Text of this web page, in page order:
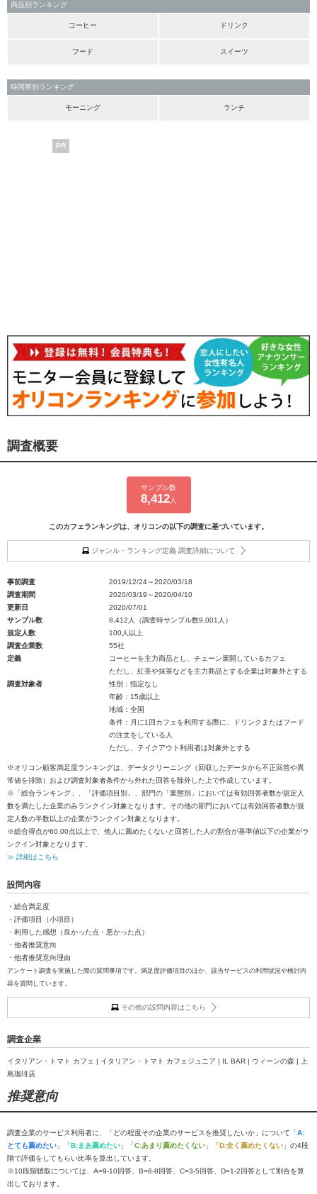
商品別ランキング
コーヒー ドリンク
フード スイーツ
時間帯別ランキング
モーニング ランチ
PR
調査概要
サンプル数
8,412人
このカフェランキングは、オリコンの以下の調査に基づいています。
ジャンル・ランキング定義 調査詳細について
事前調査
2019/12/24～2020/03/18
調査期間
2020/03/19～2020/04/10
更新日
2020/07/01
サンプル数
8,412人（調査時サンプル数9,001人）
規定人数
100人以上
調査企業数
55社
定義
コーヒーを主力商品とし、チェーン展開しているカフェ
ただし、紅茶や抹茶などを主力商品とする企業は対象外とする
調査対象者
性別：指定なし
年齢：15歳以上
地域：全国
条件：月に1回カフェを利用する際に、ドリンクまたはフード
の注文をしている人
ただし、テイクアウト利用者は対象外とする
※オリコン顧客満足度ランキングは、データクリーニング（回収したデータから不正回答や異
常値を排除）および調査対象者条件から外れた回答を除外した上で作成しています。
※「総合ランキング」、「評価項目別」、部門の「業態別」においては有効回答者数が規定人
数を満たした企業のみランクイン対象となります。その他の部門においては有効回答者数が規
定人数の半数以上の企業がランクイン対象となります。
※総合得点が60.00点以上で、他人に薦めたくないと回答した人の割合が基準値以下の企業がラ
ンクイン対象となります。
≫ 詳細はこちら
設問内容
・総合満足度
・評価項目（小項目）
・利用した感想（良かった点・悪かった点）
・他者推奨意向
・他者推奨意向理由
アンケート調査を実施した際の質問事項です。満足度評価項目のほか、該当サービスの利用状況や検討内
容を質問しています。
その他の設問内容はこちら
調査企業
イタリアン・トマト カフェ | イタリアン・トマト カフェジュニア | IL BAR | ウィーンの森 | 上
島珈琲店
推奨意向
調査企業のサービス利用者に、「どの程度その企業のサービスを推奨したいか」について「A:
とても薦めたい 」「B:まあ薦めたい 」「C:あまり薦めたくない 」「D:全く薦めたくない 」の4段
階で評価をしてもらい比率を算出しています。
※10段階聴取については、A=9-10回答、B=6-8回答、C=3-5回答、D=1-2回答として割合を算
出しております。